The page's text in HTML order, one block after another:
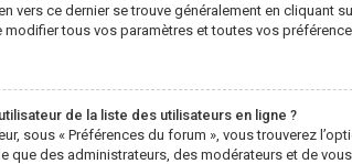
vers ce dernier se trouve généralement en cliquant
tous vos paramètres et toutes vos
de la liste des utilisateurs en ligne ?
sous « Préférences du forum », vous trouverez
que des administrateurs, des modérateurs et de